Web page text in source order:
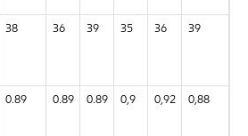
38 36 39 35 36 39
0.89 0.89 0.89 0,9 0,92 0,88